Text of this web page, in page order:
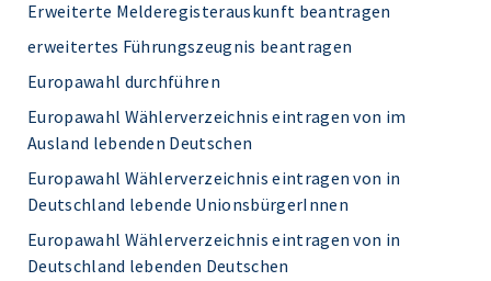
Erweiterte Melderegisterauskunft beantragen
erweitertes Führungszeugnis beantragen
Europawahl durchführen
Europawahl Wählerverzeichnis eintragen von im
Ausland lebenden Deutschen
Europawahl Wählerverzeichnis eintragen von in
Deutschland lebende UnionsbürgerInnen
Europawahl Wählerverzeichnis eintragen von in
Deutschland lebenden Deutschen